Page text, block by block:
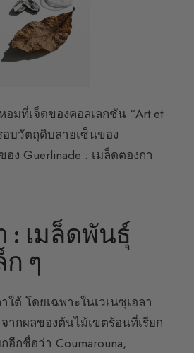
อมที่เจ็ดของคอลเลกชัน “Art et
อบวัตถุดิบลายเซ็นของ
ง Guerlinade : เมล็ดตองกา
: เมล็ดพันธุ์
ๆ
ใต้ โดยเฉพาะในเวเนซุเอลา
ากผลของต้นไม้เขตร้อนที่เรียก
อีกชื่อว่า Coumarouna,